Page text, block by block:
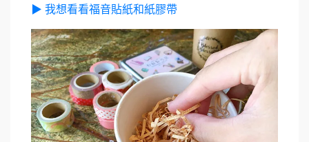
▶ 我想看看福音貼紙和紙膠帶